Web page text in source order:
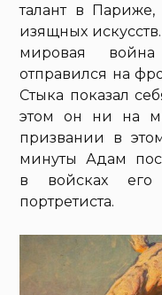
талант в
изящных
мировая
отправился на
Стыка показал
этом он ни на
призвании в
минуты Адам
в войсках его
портретиста.